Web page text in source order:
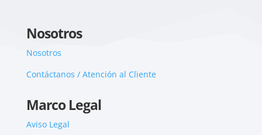
Nosotros
Nosotros
Contáctanos / Atención al Cliente
Marco Legal
Aviso Legal